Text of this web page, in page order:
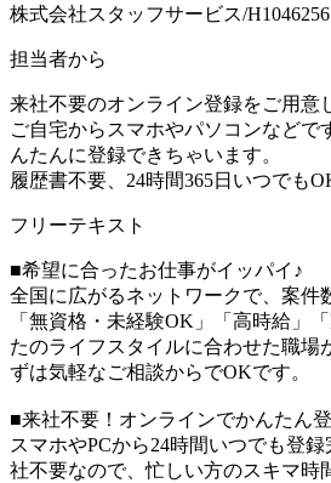
株式会社スタッフサービス/
担当者から
来社不要のオンライン登録をご用意
ご自宅からスマホやパソコンなどで
んたんに登録できちゃいます。
履歴書不要、24時間365日いつでも
フリーテキスト
■希望に合ったお仕事がイッパイ♪
全国に広がるネットワークで、案件
「無資格・未経験OK」「高時給」
たのライフスタイルに合わせた職場
ずは気軽なご相談からでOKです。
■来社不要！オンラインでかんたん
スマホやPCから24時間いつでも登
社不要なので、忙しい方のスキマ時